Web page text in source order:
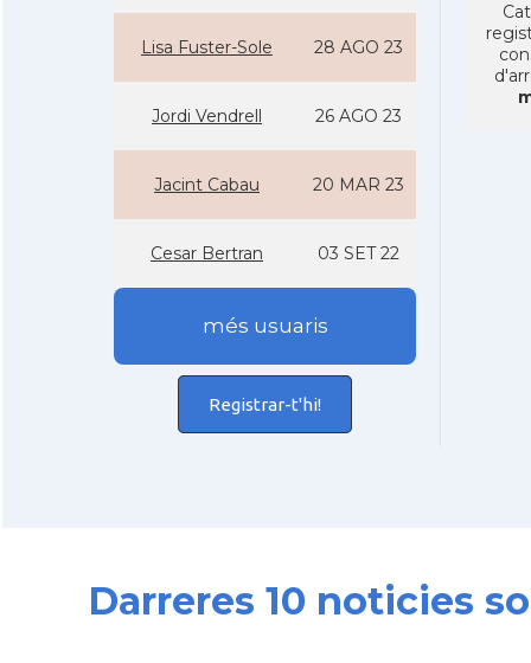
Lisa Fuster-Sole 28 AGO 23
Jordi Vendrell 26 AGO 23
Jacint Cabau 20 MAR 23
Cesar Bertran 03 SET 22
més usuaris
Registrar-t'hi!
Darreres 10 noticies